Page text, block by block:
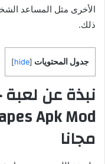
الأخرى مثل المساعد
ذلك.
جدول المحتويات [
hide
]
نبذة عن
مجانا